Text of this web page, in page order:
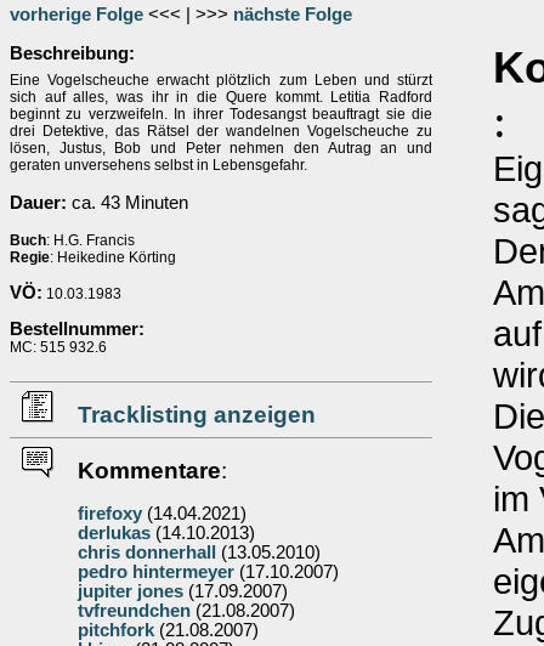
vorherige Folge <<< | >>> nächste Folge
Beschreibung:
Eine Vogelscheuche erwacht plötzlich zum Leben und stürzt
sich auf alles, was ihr in die Quere kommt. Letitia Radford
beginnt zu verzweifeln. In ihrer Todesangst beauftragt sie die
drei Detektive, das Rätsel der wandelnen Vogelscheuche zu
lösen, Justus, Bob und Peter nehmen den Autrag an und
geraten unversehens selbst in Lebensgefahr.
Dauer: ca. 43 Minuten
Buch: H.G. Francis
Regie: Heikedine Körting
VÖ: 10.03.1983
Bestellnummer:
MC: 515 932.6
Tracklisting anzeigen
Kommentare:
firefoxy (14.04.2021)
derlukas (14.10.2013)
chris donnerhall
(13.05.2010)
pedro hintermeyer (17.10.2007)
jupiter jones (17.09.2007)
tvfreundchen (21.08.2007)
pitchfork (21.08.2007)
:
im